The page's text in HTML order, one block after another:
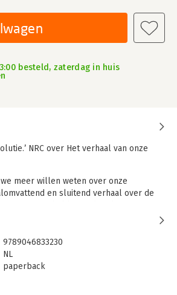
besteld, zaterdag in huis
NRC over Het verhaal van onze
meer willen weten over onze
en sluitend verhaal over de
de ontwikkeling van het leven op aarde.
bestaat om dat beter te kunnen?
op aarde laat Richard Dawkins zien
nog beter begrepen en beschreven
zal een zoöloog die een tot nu toe
beschrijving van de wereld van
9789046833230
NL
paperback